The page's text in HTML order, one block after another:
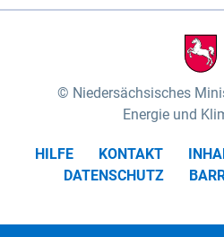
Niedersächsisches
Energie und
HILFE KONTAKT
DATENSCHUTZ